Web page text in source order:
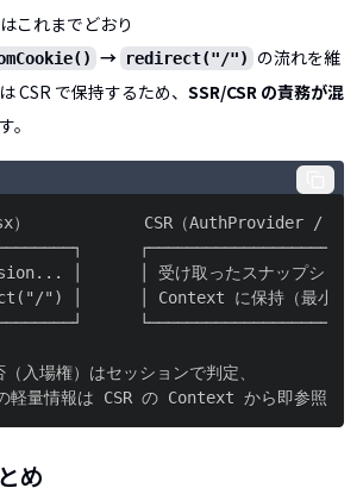
これまでどおり
→ redirect("/")
の流れを維
CSR で保持するため、 SSR/CSR の責務が混
。
軽量情報は CSR の Context から即参照。
め